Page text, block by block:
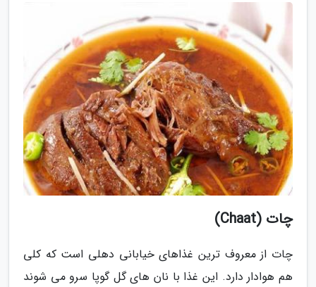
چات (Chaat)
چات از معروف ترین غذاهای خیابانی دهلی است که کلی
هم هوادار دارد. این غذا با نان های گل گوپا سرو می شوند